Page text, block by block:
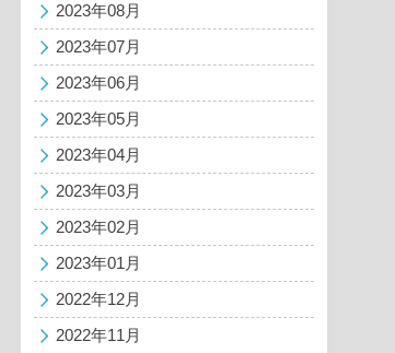
2023年08月
2023年07月
2023年06月
2023年05月
2023年04月
2023年03月
2023年02月
2023年01月
2022年12月
2022年11月